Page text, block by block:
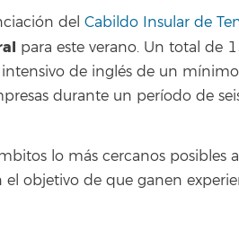
del Cabildo Insular de
para este verano. Un total de
de inglés de un
durante un período de
lo más cercanos posibles
el objetivo de que ganen